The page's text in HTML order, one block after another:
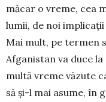
mă­car o vreme, cea
lumii, de noi
Mai mult, pe termen
Afganis­tan va duce
multă vreme văzute
să și-l mai asume, în